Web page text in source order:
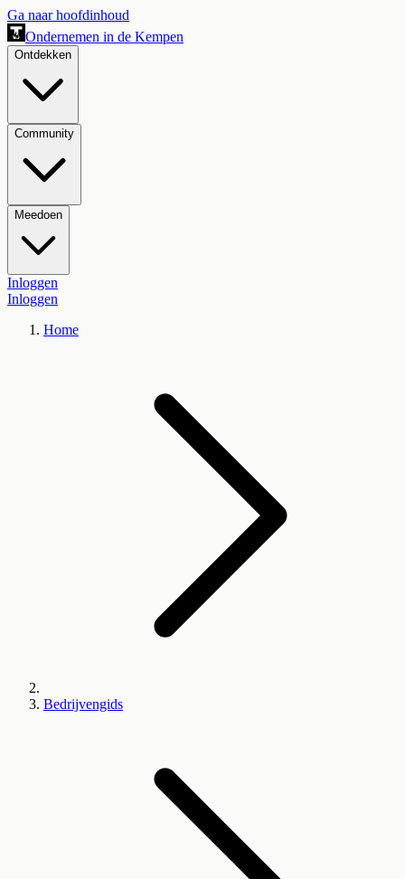
Ga naar hoofdinhoud
Ondernemen in de Kempen
Ontdekken
Community
Meedoen
Inloggen
Inloggen
Home
Bedrijvengids